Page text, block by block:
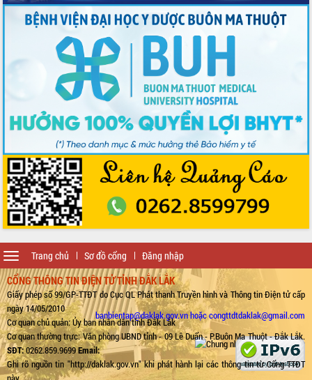
Trang chủ Sơ đồ cổng Đăng nhập
Toggle
navigation
CỔNG THÔNG TIN ĐIỆN TỬ TỈNH ĐẮK LẮK
Giấy phép số 99/GP-TTĐT do Cục QL Phát thanh Truyền hình và Thông tin Điện tử cấp
ngày 14/05/2010
Cơ quan chủ quản: Ủy ban nhân dân tỉnh Đắk Lắk
Cơ quan thường trực: Văn phòng UBND tỉnh - 09 Lê Duẩn - P.Buôn Ma Thuột - Đắk Lắk.
SĐT:0262.859.9699Email:
banbientap@daklak.gov.vn hoặc congttdtdaklak@gmail.com
Ghi rõ nguồn tin "http://daklak.gov.vn" khi phát hành lại các thông tin từ Cổng TTĐT